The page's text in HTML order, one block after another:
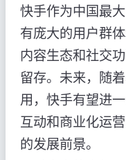
快手作为中国最
有庞大的用户群
内容生态和社交
留存。未来，随
用，快手有望进
互动和商业化运
的发展前景。